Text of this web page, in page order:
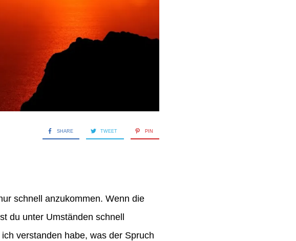
SHARE TWEET PIN
schnell anzukommen. Wenn die
du unter Umständen schnell
verstanden habe, was der Spruch